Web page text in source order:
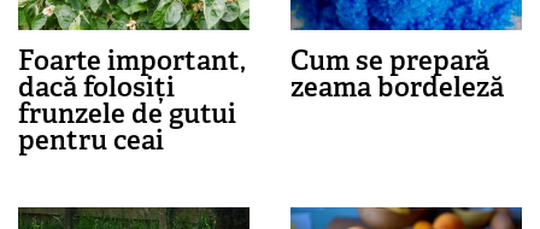
Foarte important,
dacă folosiți
frunzele de gutui
pentru ceai
Cum se prepară
zeama bordeleză